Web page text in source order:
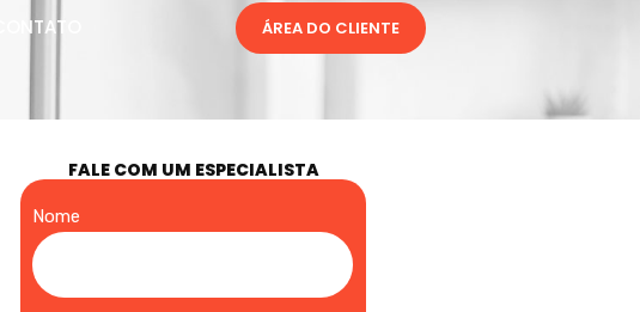
CONTATO ÁREA DO CLIENTE
FALE COM UM ESPECIALISTA
Nome